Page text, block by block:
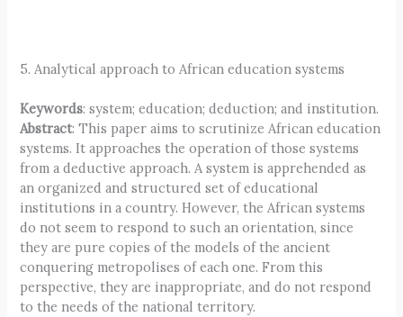
5. Analytical approach to African education systems
Keywords: system; education; deduction; and institution.
Abstract: This paper aims to scrutinize African education
systems. It approaches the operation of those systems
from a deductive approach. A system is apprehended as
an organized and structured set of educational
institutions in a country. However, the African systems
do not seem to respond to such an orientation, since
they are pure copies of the models of the ancient
conquering metropolises of each one. From this
perspective, they are inappropriate, and do not respond
to the needs of the national territory.